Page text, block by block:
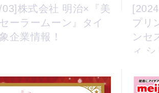
株式会社 明治×『美
ーラームーン』タイ
企業情報！
プリ
ンセ
ィ